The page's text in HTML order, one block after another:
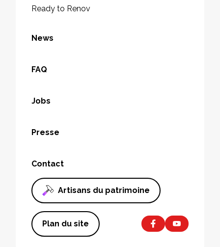
Ready to Renov
News
FAQ
Jobs
Presse
Contact
Artisans du patrimoine
Plan du site